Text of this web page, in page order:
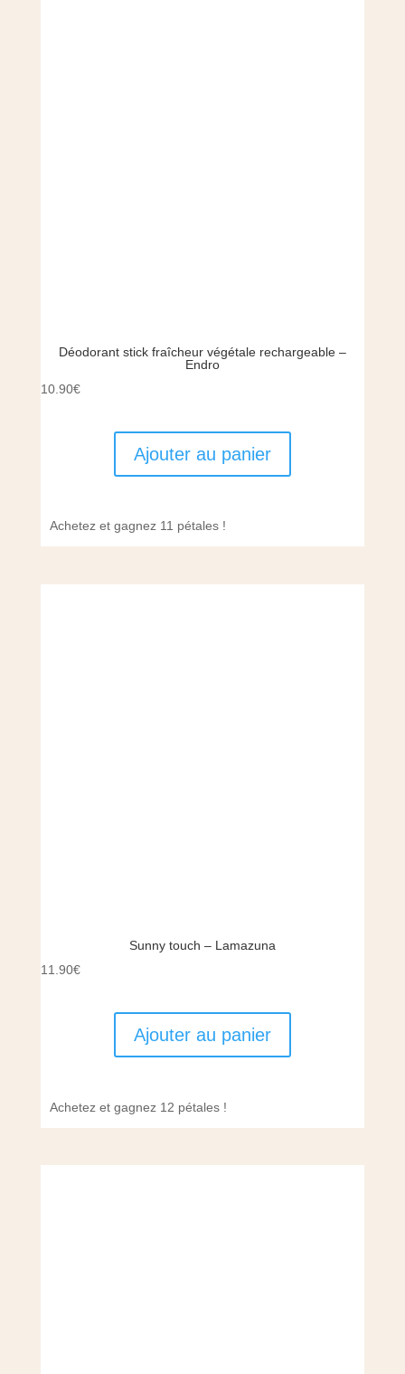
Déodorant stick fraîcheur végétale rechargeable –
Endro
10.90€
Ajouter au panier
Achetez et gagnez 11 pétales !
Sunny touch – Lamazuna
11.90€
Ajouter au panier
Achetez et gagnez 12 pétales !